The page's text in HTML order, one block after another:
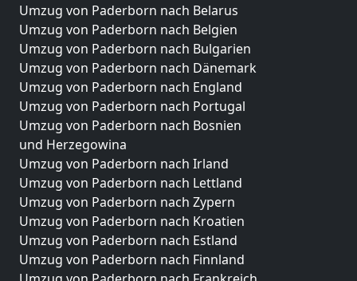
Umzug von Paderborn nach Belarus
Umzug von Paderborn nach Belgien
Umzug von Paderborn nach Bulgarien
Umzug von Paderborn nach Dänemark
Umzug von Paderborn nach England
Umzug von Paderborn nach Portugal
Umzug von Paderborn nach Bosnien
und Herzegowina
Umzug von Paderborn nach Irland
Umzug von Paderborn nach Lettland
Umzug von Paderborn nach Zypern
Umzug von Paderborn nach Kroatien
Umzug von Paderborn nach Estland
Umzug von Paderborn nach Finnland